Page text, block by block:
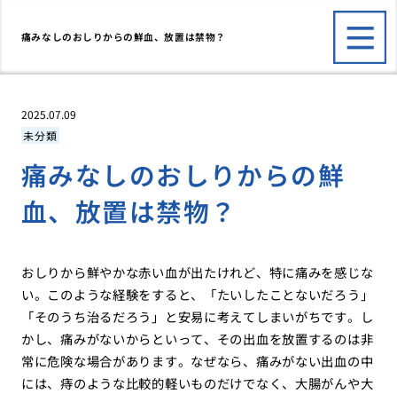
痛みなしのおしりからの鮮血、放置は禁物？
2025.07.09
未分類
痛みなしのおしりからの鮮
血、放置は禁物？
おしりから鮮やかな赤い血が出たけれど、特に痛みを感じな
い。このような経験をすると、「たいしたことないだろう」
「そのうち治るだろう」と安易に考えてしまいがちです。し
かし、痛みがないからといって、その出血を放置するのは非
常に危険な場合があります。なぜなら、痛みがない出血の中
には、痔のような比較的軽いものだけでなく、大腸がんや大